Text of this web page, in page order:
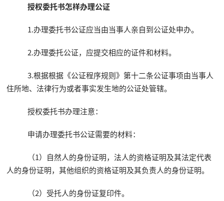
授权委托书怎样办理公证
1.办理委托书公证应当由当事人亲自到公证处申办。
2.办理委托公证，应提交相应的证件和材料。
3.根据根据《公证程序规则》第十二条公证事项由当事人
住所地、法律行为或者事实发生地的公证处管辖。
授权委托书办理注意：
申请办理委托书公证需要的材料：
（1）自然人的身份证明，法人的资格证明及其法定代表
人的身份证明，其他组织的资格证明及其负责人的身份证明。
（2）受托人的身份证复印件。